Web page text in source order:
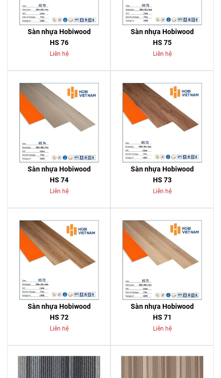
Sàn nhựa Hobiwood
HS 76
Liên hệ
Sàn nhựa Hobiwood
HS 75
Liên hệ
Sàn nhựa Hobiwood
HS 74
Liên hệ
Sàn nhựa Hobiwood
HS 73
Liên hệ
Sàn nhựa Hobiwood
HS 72
Liên hệ
Sàn nhựa Hobiwood
HS 71
Liên hệ